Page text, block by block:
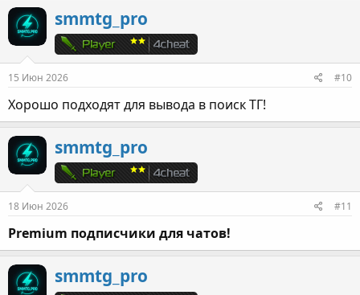
smmtg_pro
15 Июн 2026 #10
Хорошо подходят для вывода в поиск ТГ!
smmtg_pro
18 Июн 2026 #11
Premium подписчики для чатов!
smmtg_pro